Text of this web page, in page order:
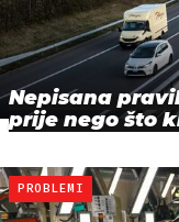
Nepisana
prije nego što
PROBLEMI